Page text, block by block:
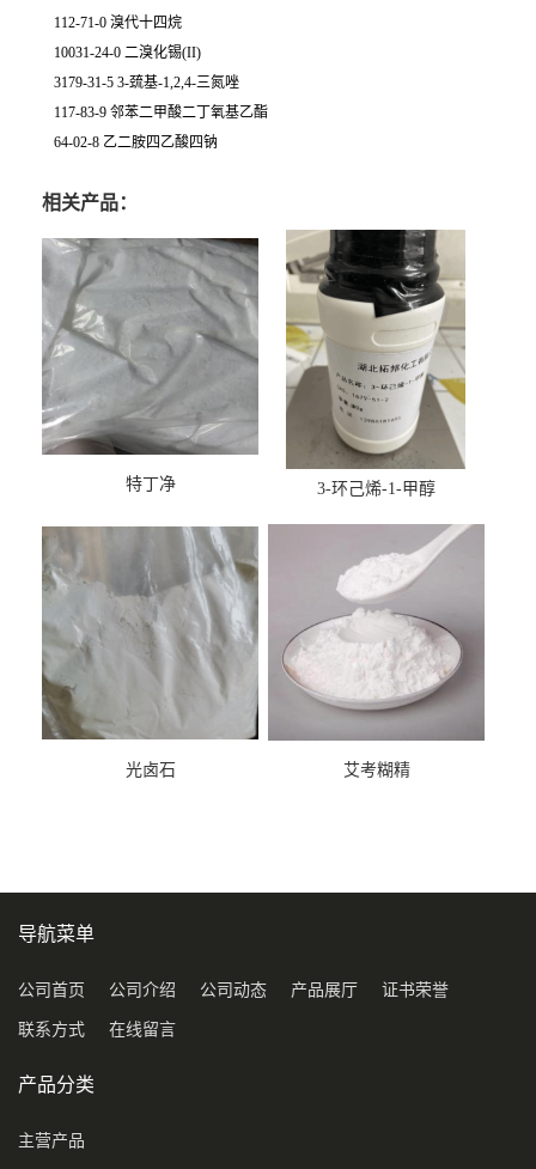
112-71-0 溴代十四烷
10031-24-0 二溴化锡(II)
3179-31-5 3-巯基-1,2,4-三氮唑
117-83-9 邻苯二甲酸二丁氧基乙酯
64-02-8 乙二胺四乙酸四钠
相关产品：
特丁净 3-环己烯-1-甲醇
光卤石 艾考糊精
导航菜单
公司首页 公司介绍 公司动态 产品展厅 证书荣誉
联系方式 在线留言
产品分类
主营产品